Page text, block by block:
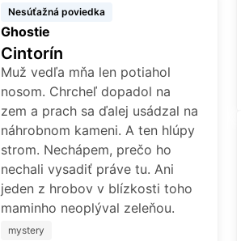
Nesúťažná poviedka
Ghostie
Cintorín
Muž vedľa mňa len potiahol
nosom. Chrcheľ dopadol na
zem a prach sa ďalej usádzal na
náhrobnom kameni. A ten hlúpy
strom. Nechápem, prečo ho
nechali vysadiť práve tu. Ani
jeden z hrobov v blízkosti toho
maminho neoplýval zeleňou.
mystery